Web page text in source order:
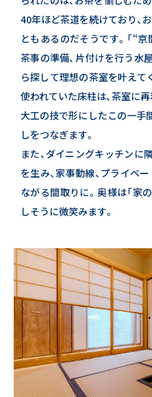
40年ほど茶道を続けており、
ともあるのだそうです。 「“
茶事の準備、 片付けを行う水
ら探して理想の茶室を叶えて
使われていた床柱は、茶室に
大工の技で形にしたこの一手
しをつなぎます。
また、ダイニングキッチンに
を生み、家事動線、 プライベ
ながる間取りに。奥様は「家
しそうに微笑みます。